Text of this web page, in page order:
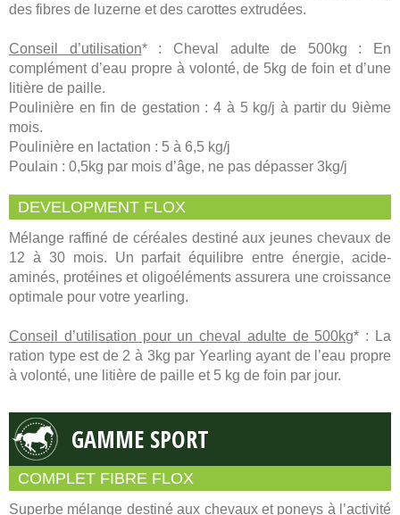
des fibres de luzerne et des carottes extrudées.
Conseil d’utilisation* : Cheval adulte de 500kg : En
complément d’eau propre à volonté, de 5kg de foin et d’une
litière de paille.
Poulinière en fin de gestation : 4 à 5 kg/j à partir du 9ième
mois.
Poulinière en lactation : 5 à 6,5 kg/j
Poulain : 0,5kg par mois d’âge, ne pas dépasser 3kg/j
DEVELOPMENT FLOX
Mélange raffiné de céréales destiné aux jeunes chevaux de
12 à 30 mois. Un parfait équilibre entre énergie, acide-
aminés, protéines et oligoéléments assurera une croissance
optimale pour votre yearling.
Conseil d’utilisation pour un cheval adulte de 500kg* : La
ration type est de 2 à 3kg par Yearling ayant de l’eau propre
à volonté, une litière de paille et 5 kg de foin par jour.
GAMME SPORT
COMPLET FIBRE FLOX
Superbe mélange destiné aux chevaux et poneys à l’activité